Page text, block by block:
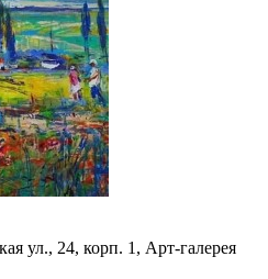
ул., 24, корп. 1, Арт-галерея